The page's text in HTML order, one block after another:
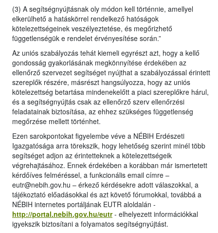
(3) A segítségnyújtásnak oly módon kell történnie, amellyel
elkerülhető a hatáskörrel rendelkező hatóságok
kötelezettségeinek veszélyeztetése, és megőrizhető
függetlenségük e rendelet érvényesítése során.”
Az uniós szabályozás tehát kiemeli egyrészt azt, hogy a kellő
gondosság gyakorlásának megkönnyítése érdekében az
ellenőrző szervezet segítséget nyújthat a szabályozással érintett
szereplők részére, másrészt hangsúlyozza, hogy az uniós
kötelezettség betartása mindenekelőtt a piaci szereplőkre hárul,
és a segítségnyújtás csak az ellenőrző szerv ellenőrzési
feladatainak biztosítása, az ehhez szükséges függetlenség
megőrzése mellett történhet.
Ezen sarokpontokat figyelembe véve a NÉBIH Erdészeti
Igazgatósága arra törekszik, hogy lehetőség szerint minél több
segítséget adjon az érintetteknek a kötelezettségeik
végrehajtásához. Ennek érdekében a korábban már ismertetett
kérdőíves felméréssel, a funkcionális email címre –
eutr@nebih.gov.hu – érkező kérdésekre adott válaszokkal, a
tájékoztató előadásokkal és azt követő fórumokkal, továbbá a
NÉBIH internetes portáljának EUTR aloldalán -
http://portal.nebih.gov.hu/eutr- elhelyezett információkkal
igyekszik biztosítani a folyamatos segítségnyújtást.